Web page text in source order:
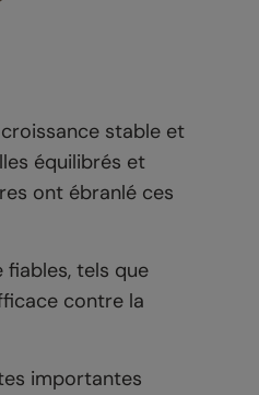
stable et
équilibrés et
ont ébranlé ces
tels que
contre la
importantes